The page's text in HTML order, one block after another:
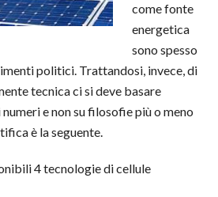
come fonte
energetica
sono spesso
politici. Trattandosi, invece, di
tecnica ci si deve basare
e non su filosofie più o meno
è la seguente.
4 tecnologie di cellule